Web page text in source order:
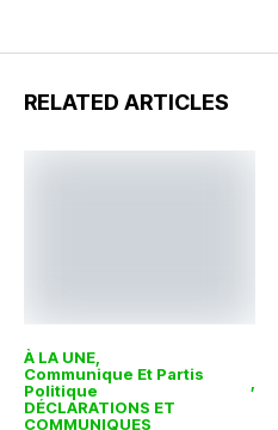
RELATED ARTICLES
À LA UNE
Communique Et Partis
Politique
DÉCLARATIONS ET
COMMUNIQUES